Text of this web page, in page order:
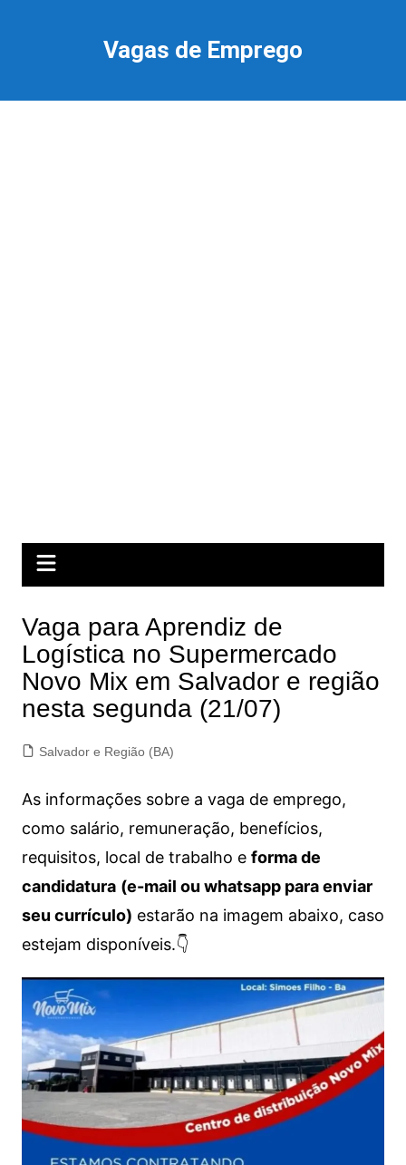
Vagas de Emprego
Vaga para Aprendiz de
Logística no Supermercado
Novo Mix em Salvador e região
nesta segunda (21/07)
Salvador e Região (BA)
As informações sobre a vaga de emprego,
como salário, remuneração, benefícios,
requisitos, local de trabalho e forma de
candidatura (e-mail ou whatsapp para enviar
seu currículo) estarão na imagem abaixo, caso
estejam disponíveis.👇